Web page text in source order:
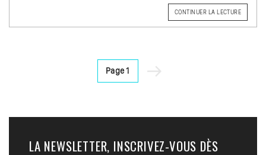
CONTINUER LA LECTUREDE
« LES
Page1
Page
LA NEWSLETTER, INSCRIVEZ-VOUS DÈS